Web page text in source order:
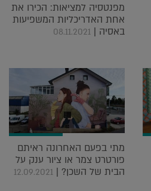
מפנטסיה למציאות: הכירו את
אחת האדריכליות המשפיעות
באסיה | 08.11.2021
מתי בפעם האחרונה ראיתם
פורטרט צמר או ציור ענק על
הבית של השכן? | 12.09.2021